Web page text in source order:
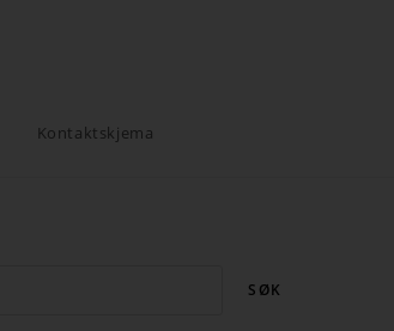
Kontaktskjema
SØK